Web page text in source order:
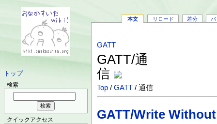
トップ
検索
クイックアクセス
本文 リロード 差分 バ
GATT
GATT/通
信
Top /GATT / 通信
GATT/Write